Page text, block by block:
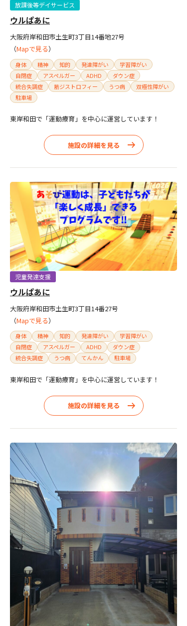
放課後等デイサービス
ウルぱあに
大阪府岸和田市土生町3丁目14番地27号
（Mapで見る）
身体 精神 知的 発達障がい
学習障がい
自閉症
アスペルガー ADHD
ダウン症
統合失調症
筋ジストロフィー うつ病
双極性障がい
駐車場
東岸和田で「運動療育」を中心に運営しています！
施設の詳細を見る
児童発達支援
ウルぱあに
大阪府岸和田市土生町3丁目14番27号
（Mapで見る）
身体 精神 知的 発達障がい
学習障がい
自閉症
アスペルガー ADHD
ダウン症
統合失調症
うつ病 てんかん 駐車場
東岸和田で「運動療育」を中心に運営しています！
施設の詳細を見る